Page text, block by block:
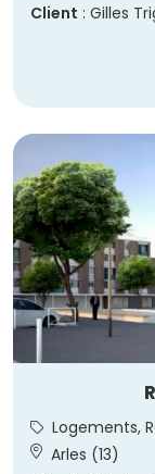
Client : Gilles
Logements,
Arles (13)